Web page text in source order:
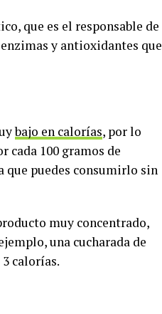
que es el responsable de
y antioxidantes que
bajo en calorías, por lo
cada 100 gramos de
que puedes consumirlo sin
muy concentrado,
una cucharada de
calorías.